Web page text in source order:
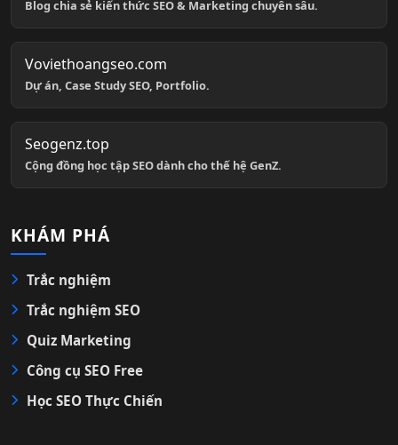
Blog chia sẻ kiến thức SEO & Marketing chuyên sâu.
Voviethoangseo.com
Dự án, Case Study SEO, Portfolio.
Seogenz.top
Cộng đồng học tập SEO dành cho thế hệ GenZ.
KHÁM PHÁ
Trắc nghiệm
Trắc nghiệm SEO
Quiz Marketing
Công cụ SEO Free
Học SEO Thực Chiến